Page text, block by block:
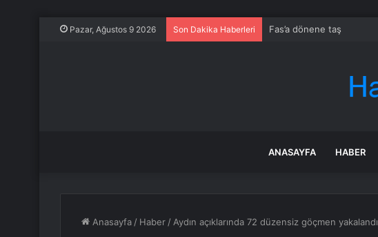
Pazar, Ağustos 9 2026 Son Dakika Haberleri Fas’a dönene taş
ANASAYFA HABER
Anasayfa / Haber / Aydın açıklarında 72 düzensiz göçmen yakalandı